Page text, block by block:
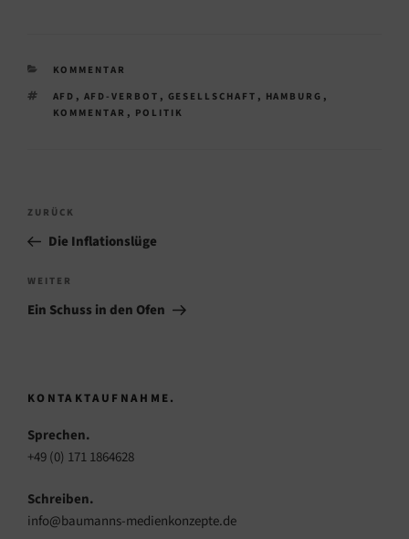
KATEGORIEN
KOMMENTAR
SCHLAGWÖRTER
AFD , AFD-VERBOT , GESELLSCHAFT , HAMBURG ,
KOMMENTAR , POLITIK
Beitragsnavigation
Vorheriger
Beitrag
ZURÜCK
Die Inflationslüge
Nächster
Beitrag
WEITER
Ein Schuss in den Ofen
KONTAKTAUFNAHME.
Sprechen.
+49 (0) 171 1864628
Schreiben.
info@baumanns-medienkonzepte.de